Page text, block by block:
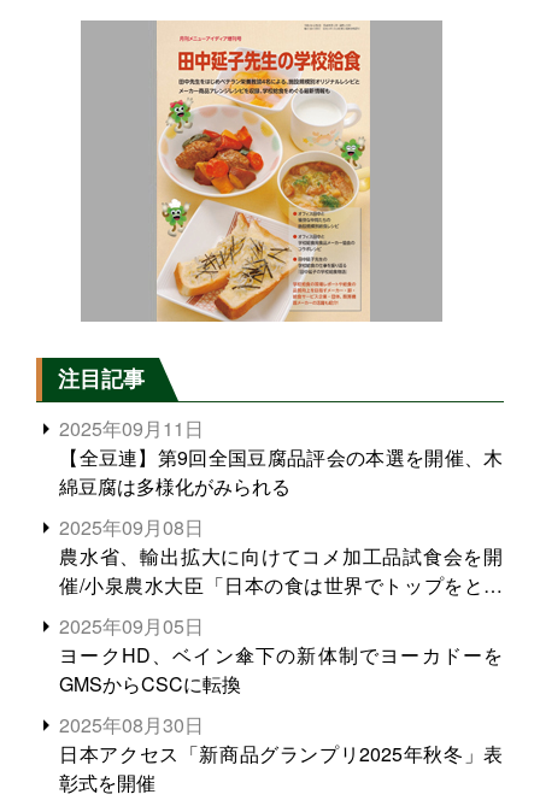
注目記事
2025年09月11日
【全豆連】第9回全国豆腐品評会の本選を開催、木
綿豆腐は多様化がみられる
2025年09月08日
農水省、輸出拡大に向けてコメ加工品試食会を開
催/小泉農水大臣「日本の食は世界でトップをとれ
る。米増産に向けて、米輸出需要の拡大を」
2025年09月05日
ヨークHD、ベイン傘下の新体制でヨーカドーを
GMSからCSCに転換
2025年08月30日
日本アクセス「新商品グランプリ2025年秋冬」表
彰式を開催